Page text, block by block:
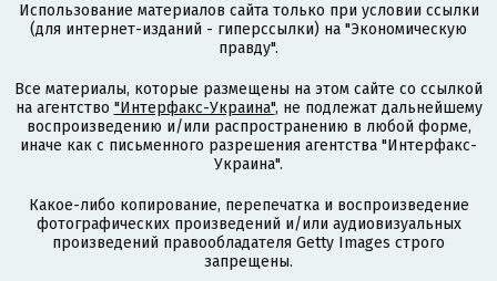
Использование материалов сайта только при условии ссылки
(для интернет-изданий - гиперссылки) на "Экономическую
правду".
Все материалы, которые размещены на этом сайте со ссылкой
на агентство "Интерфакс-Украина", не подлежат дальнейшему
воспроизведению и/или распространению в любой форме,
иначе как с письменного разрешения агентства "Интерфакс-
Украина".
Какое-либо копирование, перепечатка и воспроизведение
фотографических произведений и/или аудиовизуальных
произведений правообладателя Getty Images строго
запрещены.